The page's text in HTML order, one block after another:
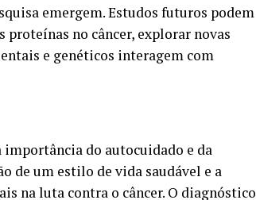
emergem. Estudos futuros podem
proteínas no câncer, explorar novas
e genéticos interagem com
importância do autocuidado e da
de um estilo de vida saudável e a
na luta contra o câncer. O diagnóstico